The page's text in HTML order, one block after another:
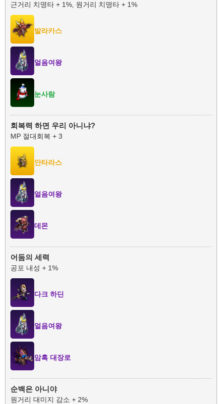
근거리 치명타 + 1%, 원거리 치명타 + 1%
발라카스
얼음여왕
눈사람
회복력 하면 우리 아니냐?
MP 절대회복 + 3
안타라스
얼음여왕
데몬
어둠의 세력
공포 내성 + 1%
다크 하딘
얼음여왕
암흑 대장로
순백은 아니야
원거리 대미지 감소 + 2%